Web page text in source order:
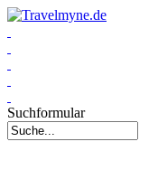
Suchformular